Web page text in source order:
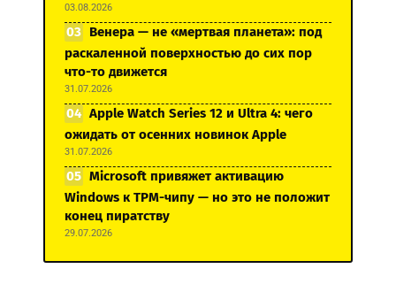
03.08.2026
Венера — не «мертвая планета»: под
раскаленной поверхностью до сих пор
что-то движется
31.07.2026
Apple Watch Series 12 и Ultra 4: чего
ожидать от осенних новинок Apple
31.07.2026
Microsoft привяжет активацию
Windows к TPM-чипу — но это не положит
конец пиратству
29.07.2026